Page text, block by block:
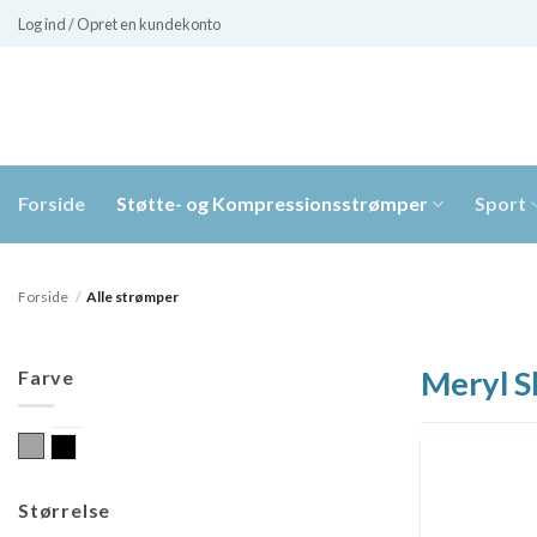
Fortsæt
Log ind / Opret en kundekonto
Forside Støtte- og Kompressionsstrømper Sport
Forside / Alle strømper
Farve
Størrelse
Meryl